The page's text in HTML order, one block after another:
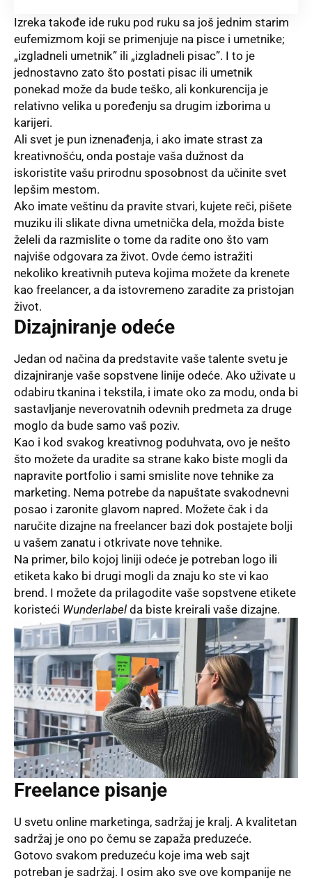
Izreka takođe ide ruku pod ruku sa još jednim starim
eufemizmom koji se primenjuje na pisce i umetnike;
„izgladneli umetnik” ili „izgladneli pisac”. I to je
jednostavno zato što postati pisac ili umetnik
ponekad može da bude teško, ali konkurencija je
relativno velika u poređenju sa drugim izborima u
karijeri.
Ali svet je pun iznenađenja, i ako imate strast za
kreativnošću, onda postaje vaša dužnost da
iskoristite vašu prirodnu sposobnost da učinite svet
lepšim mestom.
Ako imate veštinu da pravite stvari, kujete reči, pišete
muziku ili slikate divna umetnička dela, možda biste
želeli da razmislite o tome da radite ono što vam
najviše odgovara za život. Ovde ćemo istražiti
nekoliko kreativnih puteva kojima možete da krenete
kao freelancer, a da istovremeno zaradite za pristojan
život.
Dizajniranje odeće
Jedan od načina da predstavite vaše talente svetu je
dizajniranje vaše sopstvene linije odeće. Ako uživate u
odabiru tkanina i tekstila, i imate oko za modu, onda bi
sastavljanje neverovatnih odevnih predmeta za druge
moglo da bude samo vaš poziv.
Kao i kod svakog kreativnog poduhvata, ovo je nešto
što možete da uradite sa strane kako biste mogli da
napravite portfolio i sami smislite nove tehnike za
marketing. Nema potrebe da napuštate svakodnevni
posao i zaronite glavom napred. Možete čak i da
naručite dizajne na freelancer bazi dok postajete bolji
u vašem zanatu i otkrivate nove tehnike.
Na primer, bilo kojoj liniji odeće je potreban logo ili
etiketa kako bi drugi mogli da znaju ko ste vi kao
brend. I možete da prilagodite vaše sopstvene etikete
koristeći Wunderlabel da biste kreirali vaše dizajne.
Freelance pisanje
U svetu online marketinga, sadržaj je kralj. A kvalitetan
sadržaj je ono po čemu se zapaža preduzeće.
Gotovo svakom preduzeću koje ima web sajt
potreban je sadržaj. I osim ako sve ove kompanije ne